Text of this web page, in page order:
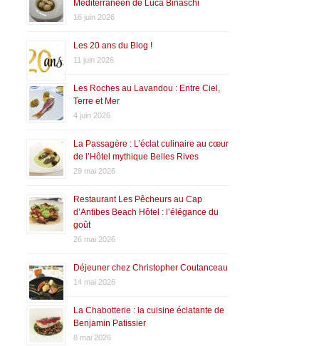
Méditerranéen de Luca Binaschi
16 juin 2026
Les 20 ans du Blog !
11 juin 2026
Les Roches au Lavandou : Entre Ciel,
Terre et Mer
4 juin 2026
La Passagère : L’éclat culinaire au cœur
de l’Hôtel mythique Belles Rives
29 mai 2026
Restaurant Les Pêcheurs au Cap
d’Antibes Beach Hôtel : l’élégance du
goût
26 mai 2026
Déjeuner chez Christopher Coutanceau
14 mai 2026
La Chabotterie : la cuisine éclatante de
Benjamin Patissier
8 mai 2026